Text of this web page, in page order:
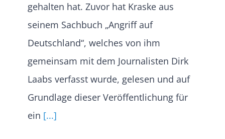
gehalten hat. Zuvor hat Kraske aus
seinem Sachbuch „Angriff auf
Deutschland“, welches von ihm
gemeinsam mit dem Journalisten Dirk
Laabs verfasst wurde, gelesen und auf
Grundlage dieser Veröffentlichung für
ein [...]